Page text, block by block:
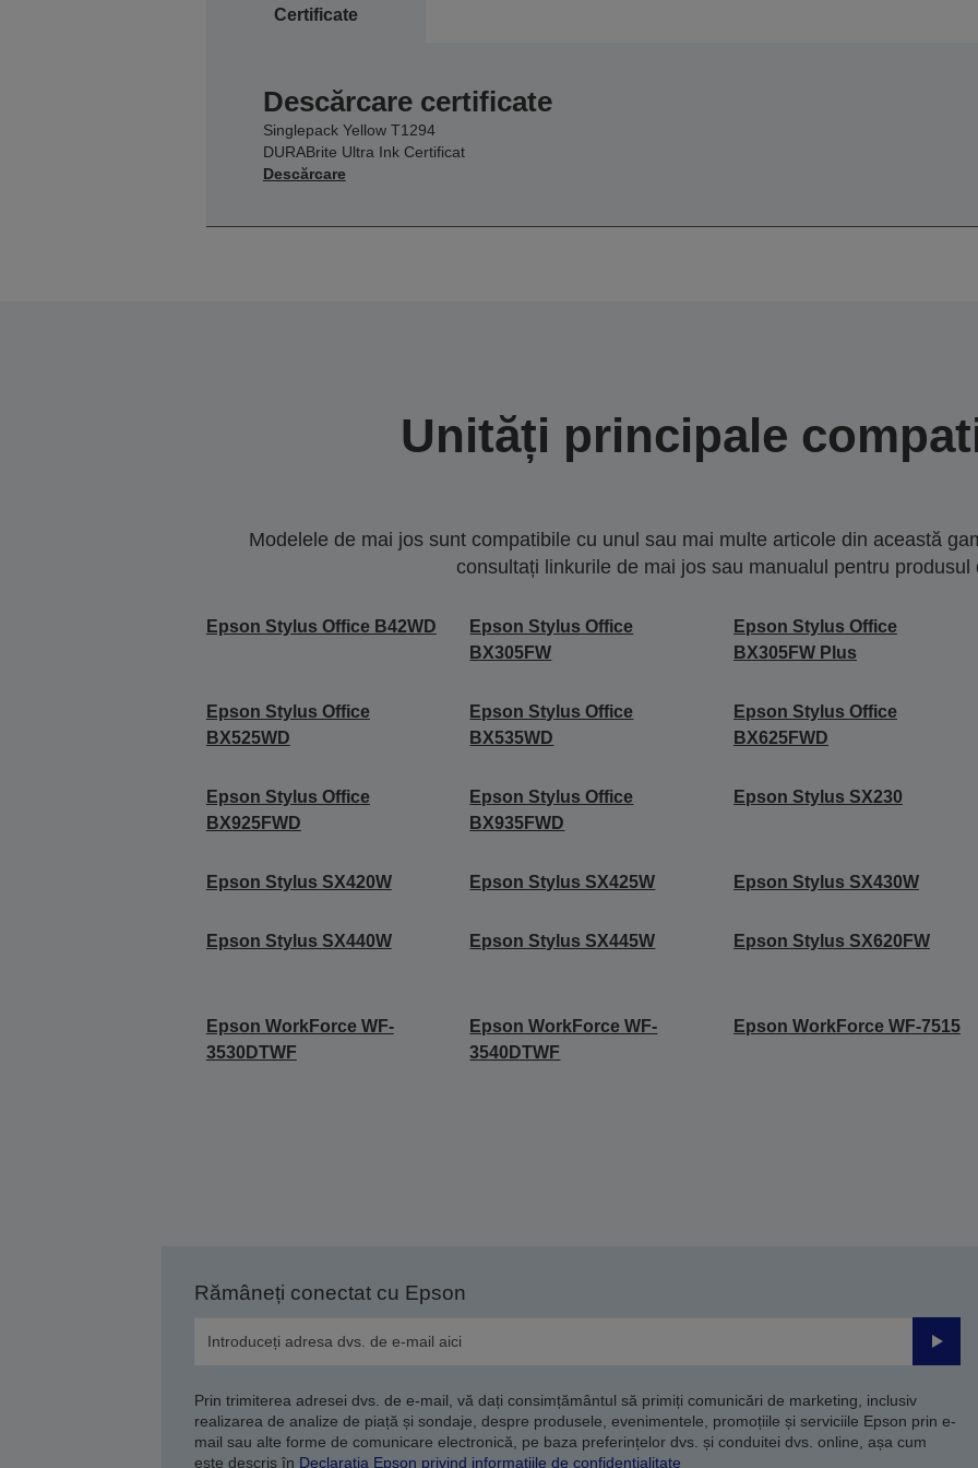
Certificate
Descărcare certificate
Singlepack Yellow T1294
DURABrite Ultra Ink Certificat
Descărcare
Unități principale
Modelele de mai jos sunt compatibile cu unul sau mai multe articole din această
consultați linkurile de mai jos sau manualul pentru produsul
Epson Stylus Office B42WD
Epson Stylus Office
BX305FW
Epson Stylus Office
BX305FW Plus
Epson Stylus Office
BX525WD
Epson Stylus Office
BX535WD
Epson Stylus Office
BX625FWD
Epson Stylus Office
BX925FWD
Epson Stylus Office
BX935FWD
Epson Stylus SX230
Epson Stylus SX420W Epson Stylus SX425W Epson Stylus SX430W
Epson Stylus SX440W Epson Stylus SX445W Epson Stylus SX620FW
Epson WorkForce WF-
3530DTWF
Epson WorkForce WF-
3540DTWF
Epson WorkForce WF-7515
Rămâneți conectat cu Epson
Prin trimiterea adresei dvs. de e-mail, vă dați consimțământul să primiți comunicări de marketing, inclusiv
realizarea de analize de piață și sondaje, despre produsele, evenimentele, promoțiile și serviciile Epson prin e-
mail sau alte forme de comunicare electronică, pe baza preferințelor dvs. și conduitei dvs. online, așa cum
este descris în Declarația Epson privind informațiile de confidențialitate